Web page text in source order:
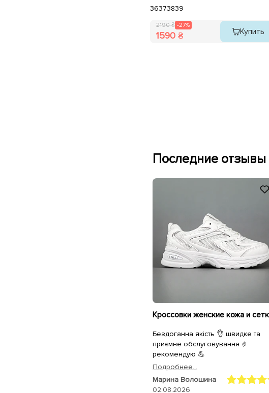
36373839
2190 ₴ -27%
1590 ₴ Купить
Последние отзывы
Бездоганна якість 👌 швидке та
приємне обслуговування 🤌
рекомендую 💪
Подробнее...
Марина Волошина
02.08.2026